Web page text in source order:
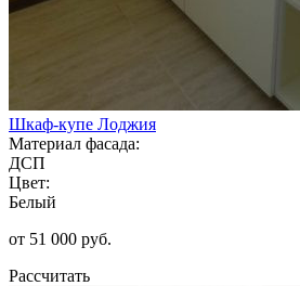
Шкаф-купе Лоджия
Материал фасада:
ДСП
Цвет:
Белый
от 51 000 руб.
Рассчитать